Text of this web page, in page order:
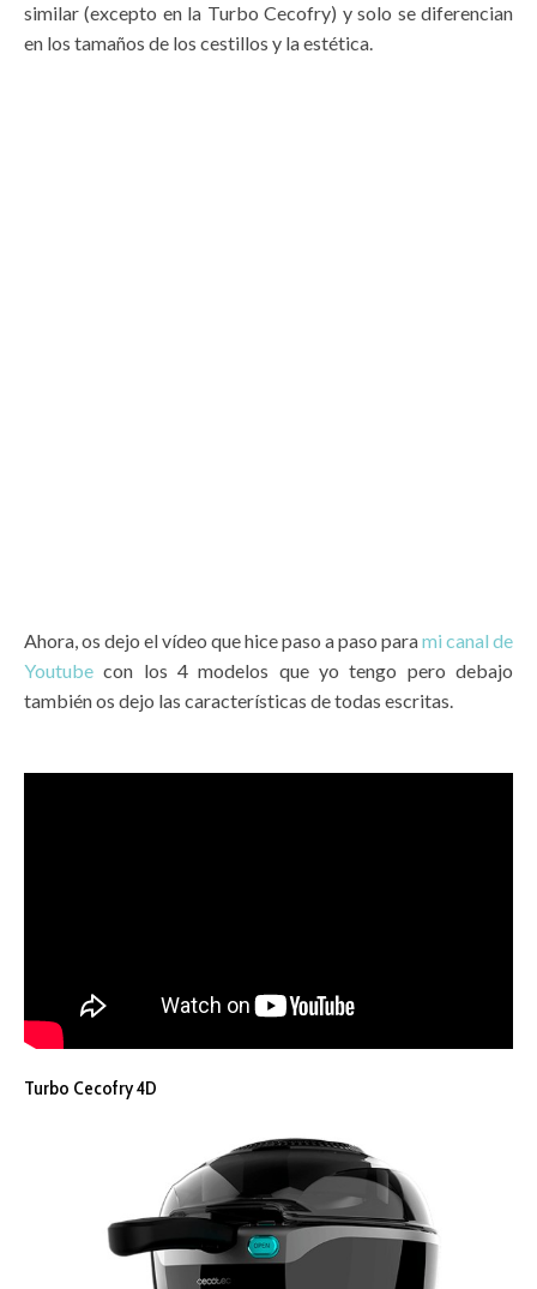
similar (excepto en la Turbo Cecofry) y solo se diferencian
en los tamaños de los cestillos y la estética.
Ahora, os dejo el vídeo que hice paso a paso parami canal de
Youtube con los 4 modelos que yo tengo pero debajo
también os dejo las características de todas escritas.
Turbo Cecofry 4D